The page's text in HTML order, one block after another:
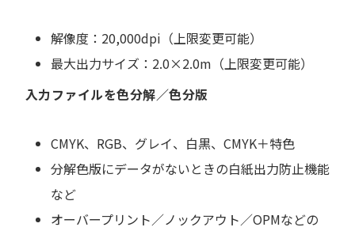
解像度：20,000dpi（上限変更可能）
最大出力サイズ：2.0×2.0m（上限変更可能）
入力ファイルを色分解／色分版
CMYK、RGB、グレイ、白黒、CMYK＋特色
分解色版にデータがないときの白紙出力防止機能
など
オーバープリント／ノックアウト／OPMなどの